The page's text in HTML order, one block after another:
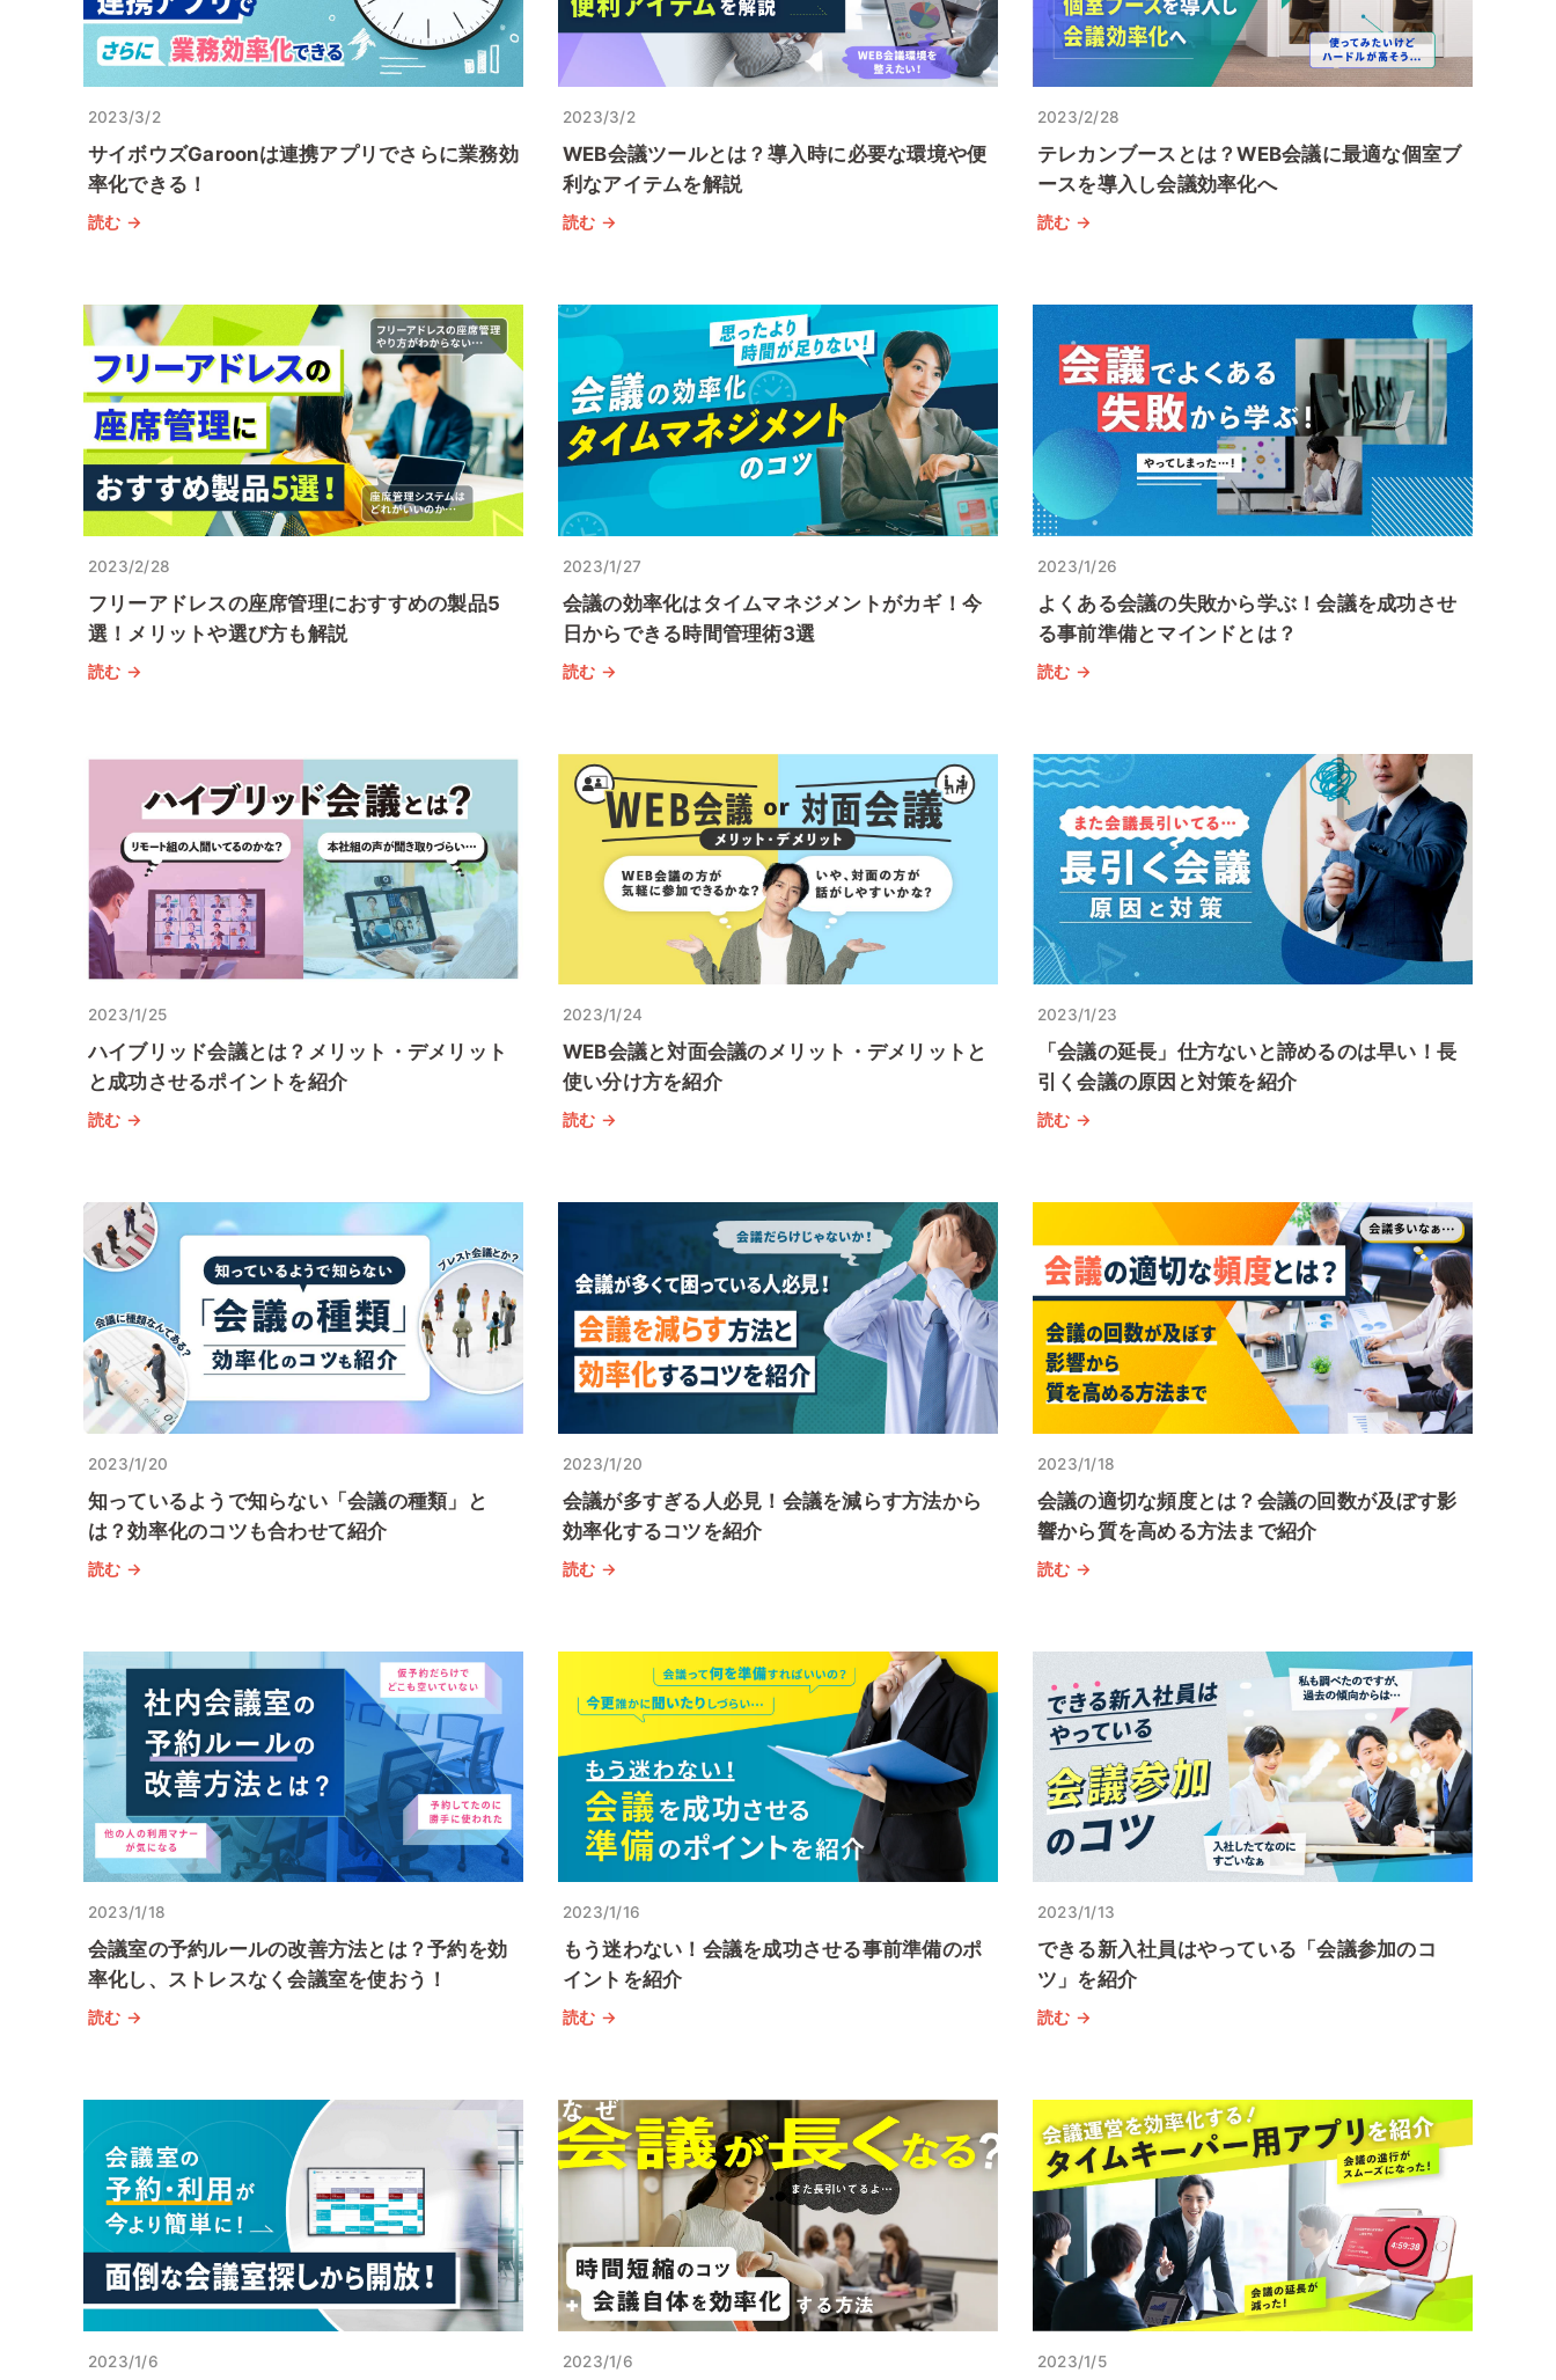
2023/3/2
サイボウズGaroonは連携アプリでさらに業務効
率化できる！
読む →
2023/3/2
WEB会議ツールとは？導入時に必要な環境や便
利なアイテムを解説
読む →
2023/2/28
テレカンブースとは？WEB会議に最適な個室ブ
ースを導入し会議効率化へ
読む →
2023/2/28
フリーアドレスの座席管理におすすめの製品5
選！メリットや選び方も解説
読む →
2023/1/27
会議の効率化はタイムマネジメントがカギ！今
日からできる時間管理術3選
読む →
2023/1/26
よくある会議の失敗から学ぶ！会議を成功させ
る事前準備とマインドとは？
読む →
2023/1/25
ハイブリッド会議とは？メリット・デメリット
と成功させるポイントを紹介
読む →
2023/1/24
WEB会議と対面会議のメリット・デメリットと
使い分け方を紹介
読む →
2023/1/23
「会議の延長」仕方ないと諦めるのは早い！長
引く会議の原因と対策を紹介
読む →
2023/1/20
知っているようで知らない「会議の種類」と
は？効率化のコツも合わせて紹介
読む →
2023/1/20
会議が多すぎる人必見！会議を減らす方法から
効率化するコツを紹介
読む →
2023/1/18
会議の適切な頻度とは？会議の回数が及ぼす影
響から質を高める方法まで紹介
読む →
2023/1/18
会議室の予約ルールの改善方法とは？予約を効
率化し、ストレスなく会議室を使おう！
読む →
2023/1/16
もう迷わない！会議を成功させる事前準備のポ
イントを紹介
読む →
2023/1/13
できる新入社員はやっている「会議参加のコ
ツ」を紹介
読む →
2023/1/6 2023/1/6 2023/1/5